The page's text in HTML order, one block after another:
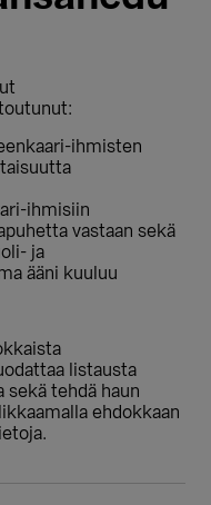
ihmisten
ihmisiin
vastaan sekä
ja
ääni kuuluu
listausta
sekä tehdä haun
ehdokkaan